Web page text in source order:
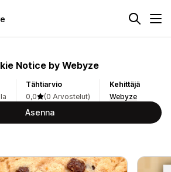
Notice by Webyze
Tähtiarvio
0,0
(0 Arvostelut)
Kehittäjä
Webyze
Asenna